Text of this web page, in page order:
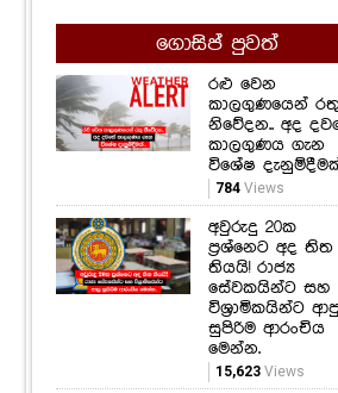
ගොසිප් පුවත්
රළු වෙන
කාලගුණයෙන්
නිවේදන.. අද
කාලගුණය ගැන
විශේෂ
784Views
අවුරුදු 20ක
ප්‍රශ්නෙට අද තිත
තියයි! රාජ්‍ය
සේවකයින්ට සහ
විශ්‍රාමිකයින්ට
සුපිරිම ආරංචිය
මෙන්න.
15,623Views